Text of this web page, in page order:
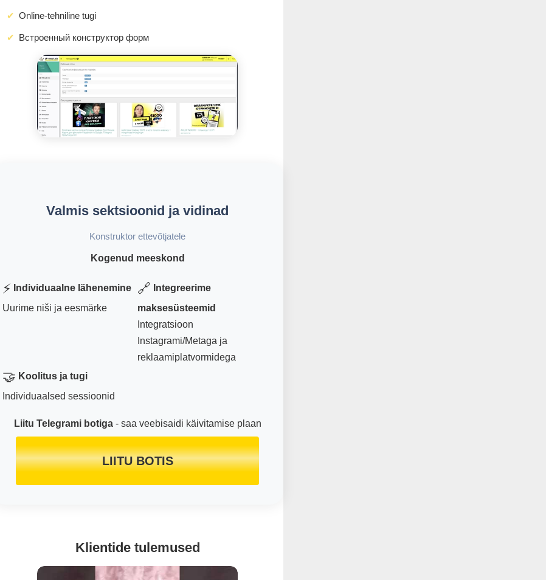
Online-tehniline tugi
Встроенный конструктор форм
Valmis sektsioonid ja vidinad
Konstruktor ettevõtjatele
Kogenud meeskond
⚡ Individuaalne lähenemine
Uurime niši ja eesmärke
🔗 Integreerime
maksesüsteemid
Integratsioon
Instagrami/Metaga ja
reklaamiplatvormidega
🤝 Koolitus ja tugi
Individuaalsed sessioonid
Liitu Telegrami botiga- saa veebisaidi käivitamise plaan
LIITU BOTIS
Klientide tulemused